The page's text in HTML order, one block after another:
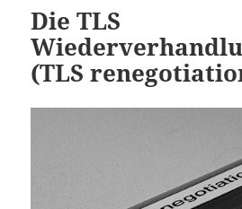
Die TLS
(TLS